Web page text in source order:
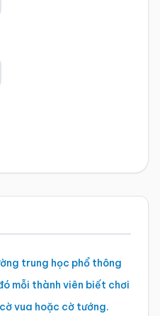
trung học phổ thông
mỗi thành viên biết chơi
vua hoặc cờ tướng.